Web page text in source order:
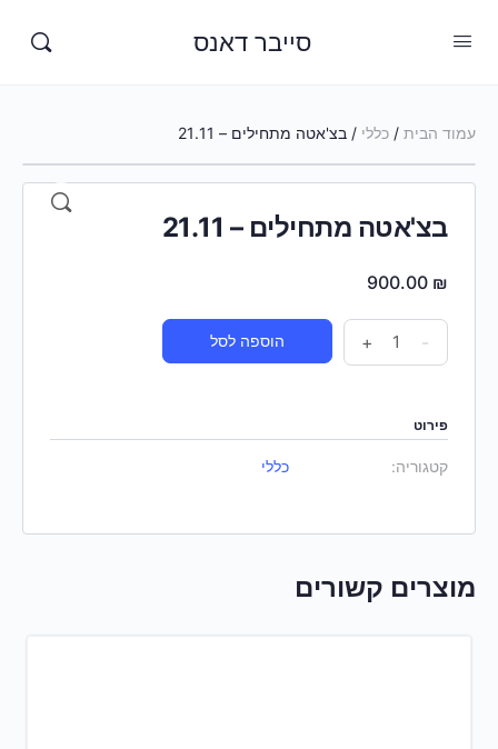
סייבר דאנס
עמוד הבית / כללי / בצ'אטה מתחילים – 21.11
בצ'אטה מתחילים – 21.11
900.00 ₪
-
+ הוספה לסל
פירוט
קטגוריה: כללי
מוצרים קשורים